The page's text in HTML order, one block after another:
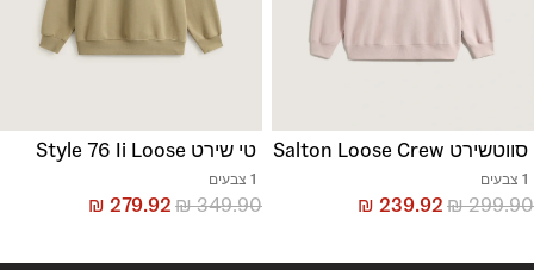
סווטשירט Salton Loose Crew
1 צבעים
₪299.90
₪ 239.92
טי שירט Style 76 Ii Loose
1 צבעים
₪349.90
₪ 279.92